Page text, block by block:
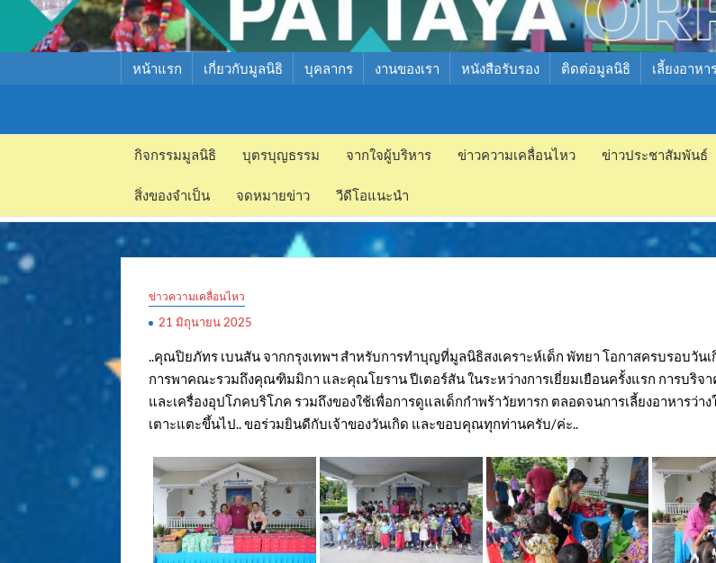
หน้าแรก เกี่ยวกับมูลนิธิ บุคลากร งานของเรา หนังสือรับรอง ติดต่อมูลนิธิ เลี้ยงอาหา
มูลนิธิ
สงเคราะห์
เด็ก พัทยา
กิจกรรมมูลนิธิ บุตรบุญธรรม จากใจผู้บริหาร ข่าวความเคลื่อนไหว ข่าวประชาสัมพันธ์
สิ่งของจำเป็น จดหมายข่าว วีดีโอแนะนำ
ข่าวความเคลื่อนไหว
21 มิถุนายน 2025
..คุณปิยภัทร เบนสัน จากกรุงเทพฯ สำหรับการทำบุญที่มูลนิธิสงเคราะห์เด็ก พัทยา โอกาสครบรอบวันเ
การพาคณะรวมถึงคุณฑิมมิกา และคุณโยราน ปีเตอร์สัน ในระหว่างการเยี่ยมเยือนครั้งแรก การบริจ
และเครื่องอุปโภคบริโภค รวมถึงของใช้เพื่อการดูแลเด็กกำพร้าวัยทารก ตลอดจนการเลี้ยงอาหารว่าง
เตาะแตะขึ้นไป.. ขอร่วมยินดีกับเจ้าของวันเกิด และขอบคุณทุกท่านครับ/ค่ะ..